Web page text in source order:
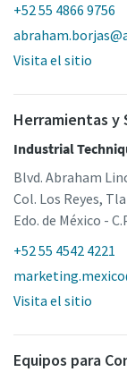
+52 55 4866 9756
Visita el sitio
Herramientas y
Industrial
Blvd. Abraham
Col. Los Reyes,
Edo. de México -
+52 55 4542 4221
Visita el sitio
Equipos para